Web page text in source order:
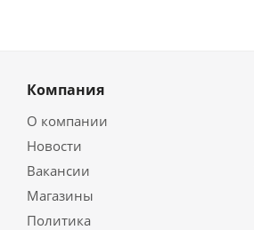
Компания
О компании
Новости
Вакансии
Магазины
Политика